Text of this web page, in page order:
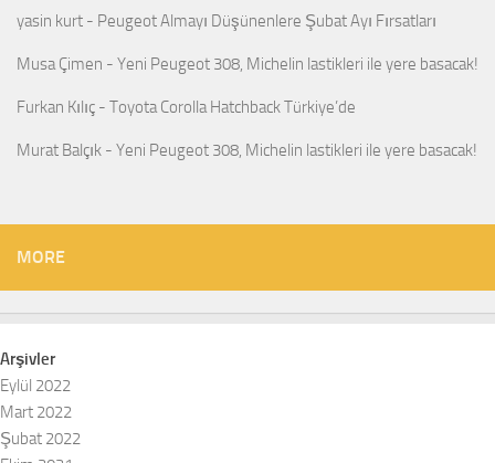
yasin kurt - Peugeot Almayı Düşünenlere Şubat Ayı Fırsatları
Musa Çimen - Yeni Peugeot 308, Michelin lastikleri ile yere basacak!
Furkan Kılıç - Toyota Corolla Hatchback Türkiye’de
Murat Balçık - Yeni Peugeot 308, Michelin lastikleri ile yere basacak!
MORE
Arşivler
Eylül 2022
Mart 2022
Şubat 2022